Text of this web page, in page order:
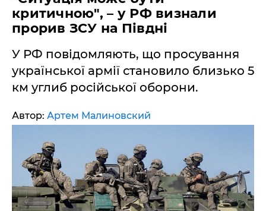
критичною", – у РФ визнали
прорив ЗСУ на Півдні
У РФ повідомляють, що просування
української армії становило близько 5
км углиб російської оборони.
Автор: Артем Малиновский